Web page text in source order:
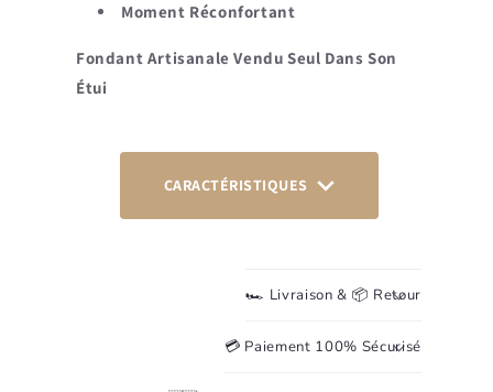
Moment Réconfortant
Fondant Artisanale Vendu Seul Dans Son
Étui
CARACTÉRISTIQUES
🏎️ Livraison & 📦 Retour
💳 Paiement 100% Sécurisé